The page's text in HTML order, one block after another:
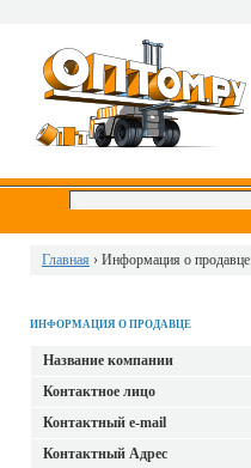
Главная › Информация о продавце
ИНФОРМАЦИЯ О ПРОДАВЦЕ
Название компании
Контактное лицо
Контактный е-mail
Контактный Адрес